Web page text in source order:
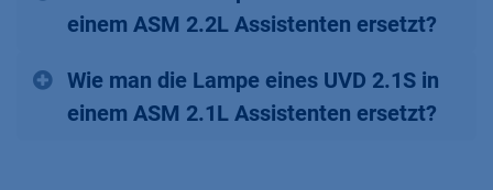
einem ASM 2.2L Assistenten ersetzt?
Wie man die Lampe eines UVD 2.1S in
einem ASM 2.1L Assistenten ersetzt?